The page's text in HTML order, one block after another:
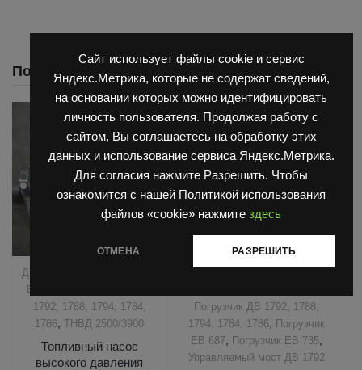
Сайт использует файлы cookie и сервис
Яндекс.Метрика, которые не содержат сведений,
на основании которых можно идентифицировать
личность пользователя. Продолжая работу с
сайтом, Вы соглашаетесь на обработку этих
данных и использование сервиса Яндекс.Метрика.
Для согласия нажмите Разрешить. Чтобы
ознакомится с нашей Политикой использования
файлов «cookie» нажмите здесь
ОТМЕНА РАЗРЕШИТЬ
Похожие
Двигатель Д3900
Балканкар
1792, 1788, 1794, 1784,
1786 ,ТНВД 2500/3900
Топливный насос
высокого давления
Погрузчик ДВ 1792, 1788,
1794, 1784, 1786,
Погрузчик
ЕВ 687, Погрузчик ЕВ 735,
Управляемый мост ДВ 1792